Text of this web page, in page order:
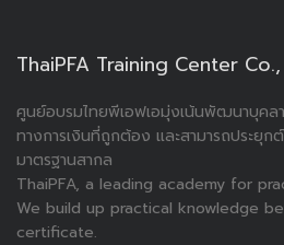
ThaiPFA Training Center
ศูนย์อบรมไทยพีเอฟเอมุ่งเน้นพัฒนาบุคลา
ทางการเงินที่ถูกต้อง และสามารถประยุก
มาตรฐานสากล
ThaiPFA, a leading academy for
We build up practical knowledge
certificate.